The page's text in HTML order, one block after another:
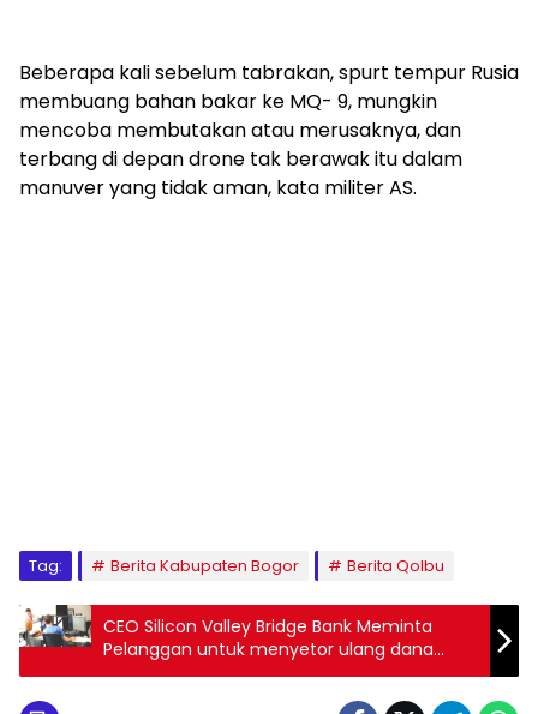
Beberapa kali sebelum tabrakan, spurt tempur Rusia
membuang bahan bakar ke MQ- 9, mungkin
mencoba membutakan atau merusaknya, dan
terbang di depan drone tak berawak itu dalam
manuver yang tidak aman, kata militer AS.
Tag: Berita Kabupaten Bogor Berita Qolbu
CEO Silicon Valley Bridge Bank Meminta
Pelanggan untuk menyetor ulang dana
Mereka